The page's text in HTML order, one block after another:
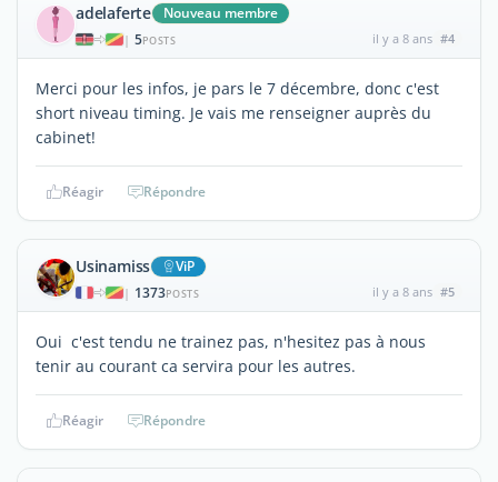
adelaferte Nouveau membre
| 5POSTS il y a 8 ans #4
Merci pour les infos, je pars le 7 décembre, donc c'est
short niveau timing. Je vais me renseigner auprès du
cabinet!
Réagir Répondre
Usinamiss ViP
| 1373POSTS il y a 8 ans #5
Oui c'est tendu ne trainez pas, n'hesitez pas à nous
tenir au courant ca servira pour les autres.
Réagir Répondre